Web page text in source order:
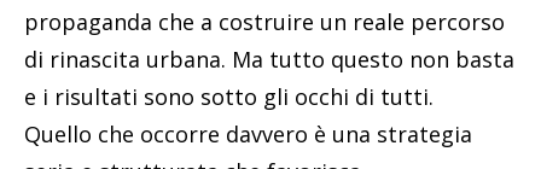
propaganda che a costruire un reale percorso
di rinascita urbana. Ma tutto questo non basta
e i risultati sono sotto gli occhi di tutti.
Quello che occorre davvero è una strategia